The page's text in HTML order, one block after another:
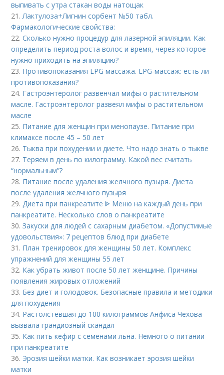
выпивать с утра стакан воды натощак
21.Лактулоза+Лигнин сорбент №50 табл.
Фармакологические свойства:
22.Сколько нужно процедур для лазерной эпиляции. Как
определить период роста волос и время, через которое
нужно приходить на эпиляцию?
23. Противопоказания LPG массажа. LPG-массаж: есть ли
противопоказания?
24. Гастроэнтеролог развенчал мифы о растительном
масле. Гастроэнтеролог развеял мифы о растительном
масле
25. Питание для женщин при менопаузе. Питание при
климаксе после 45 – 50 лет
26. Тыква при похудении и диете. Что надо знать о тыкве
27. Теряем в день по килограмму. Какой вес считать
“нормальным”?
28. Питание после удаления желчного пузыря. Диета
после удаления желчного пузыря
29.Диета при панкреатите ᐈ Меню на каждый день при
панкреатите. Несколько слов о панкреатите
30.Закуски для людей с сахарным диабетом. «Допустимые
удовольствия»: 7 рецептов блюд при диабете
31. План тренировок для женщины 50 лет. Комплекс
упражнений для женщины 55 лет
32. Как убрать живот после 50 лет женщине. Причины
появления жировых отложений
33. Без диет и голодовок. Безопасные правила и методики
для похудения
34. Растолстевшая до 100 килограммов Анфиса Чехова
вызвала грандиозный скандал
35. Как пить кефир с семенами льна. Немного о питании
при панкреатите
36. Эрозия шейки матки. Как возникает эрозия шейки
матки